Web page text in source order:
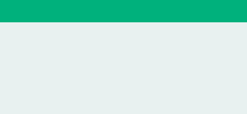
участника!(Ждет несколько